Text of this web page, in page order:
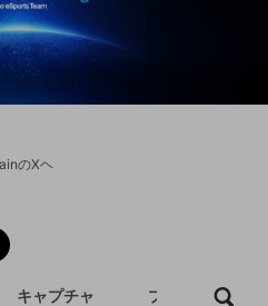
のXヘ
キャプチャ プレイリスト